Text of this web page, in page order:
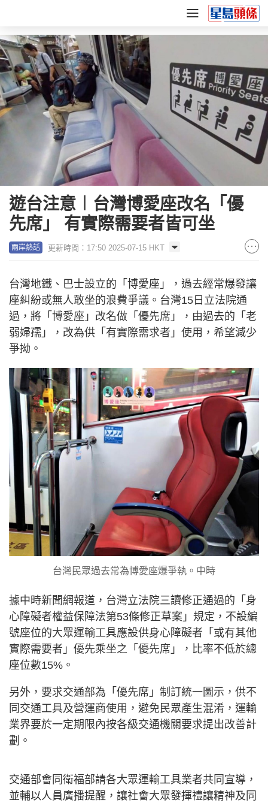
遊台注意︱台灣博愛座改名「優
先席」 有實際需要者皆可坐
兩岸熱話 更新時間：17:50 2025-07-15 HKT
台灣地鐵、巴士設立的「博愛座」，過去經常爆發讓
座糾紛或無人敢坐的浪費爭議。台灣15日立法院通
過，將「博愛座」改名做「優先席」，由過去的「老
弱婦孺」，改為供「有實際需求者」使用，希望減少
爭拗。
台灣民眾過去常為博愛座爆爭執。中時
據中時新聞網報道，台灣立法院三讀修正通過的「身
心障礙者權益保障法第53條修正草案」規定，不設編
號座位的大眾運輸工具應設供身心障礙者「或有其他
實際需要者」優先乘坐之「優先席」，比率不低於總
座位數15%。
另外，要求交通部為「優先席」制訂統一圖示，供不
同交通工具及營運商使用，避免民眾產生混淆，運輸
業界要於一定期限內按各級交通機關要求提出改善計
劃。
交通部會同衛福部請各大眾運輸工具業者共同宣導，
並輔以人員廣播提醒，讓社會大眾發揮禮讓精神及同